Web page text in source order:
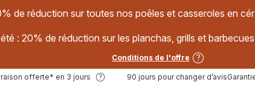
de réduction sur toutes nos poêles et casseroles en
: 20% de réduction sur les planchas, grills et
Conditions de l'offre
offerte* en 3 jours 90 jours pour changer d’avis